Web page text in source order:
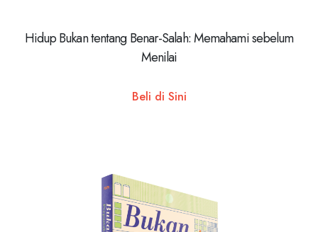
Hidup Bukan tentang Benar-Salah: Memahami sebelum
Menilai
Beli di Sini